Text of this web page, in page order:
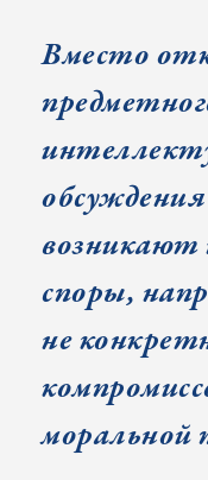
Вместо
споры,
не
моральной